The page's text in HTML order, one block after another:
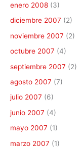
enero 2008 (3)
diciembre 2007 (2)
noviembre 2007 (2)
octubre 2007 (4)
septiembre 2007 (2)
agosto 2007 (7)
julio 2007 (6)
junio 2007 (4)
mayo 2007 (1)
marzo 2007 (1)